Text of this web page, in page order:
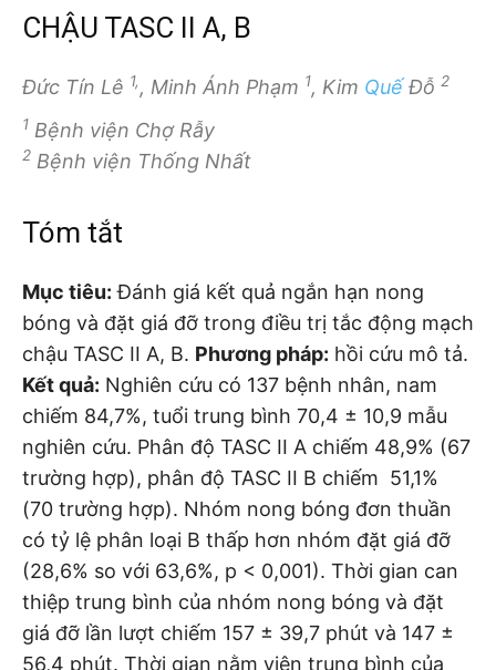
CHẬU TASC II A, B
Đức Tín Lê 1,, Minh Ánh Phạm 1, Kim QuếĐỗ 2
1 Bệnh viện Chợ Rẫy
2 Bệnh viện Thống Nhất
Tóm tắt
Mục tiêu: Đánh giá kết quả ngắn hạn nong
bóng và đặt giá đỡ trong điều trị tắc động mạch
chậu TASC II A, B. Phương pháp: hồi cứu mô tả.
Kết quả: Nghiên cứu có 137 bệnh nhân, nam
chiếm 84,7%, tuổi trung bình 70,4 ± 10,9 mẫu
nghiên cứu. Phân độ TASC II A chiếm 48,9% (67
trường hợp), phân độ TASC II B chiếm 51,1%
(70 trường hợp). Nhóm nong bóng đơn thuần
có tỷ lệ phân loại B thấp hơn nhóm đặt giá đỡ
(28,6% so với 63,6%, p < 0,001). Thời gian can
thiệp trung bình của nhóm nong bóng và đặt
giá đỡ lần lượt chiếm 157 ± 39,7 phút và 147 ±
56,4 phút. Thời gian nằm viện trung bình của